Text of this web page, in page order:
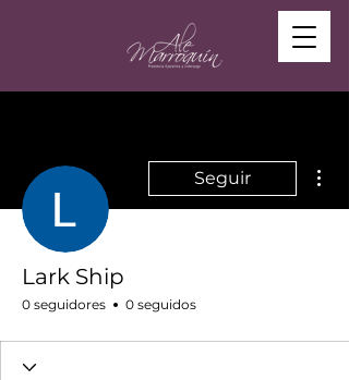
Seguir
Lark Ship
0 seguidores 0 seguidos